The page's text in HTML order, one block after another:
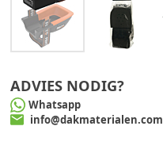
ADVIES NODIG?
Whatsapp
info@dakmaterialen.com